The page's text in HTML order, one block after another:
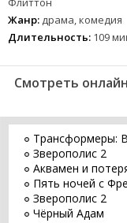
Жанр: драма, комедия
Длительность: 109
Смотреть
Трансформеры:
Зверополис 2
Аквамен и
Пять ночей с
Зверополис 2
Чёрный Адам